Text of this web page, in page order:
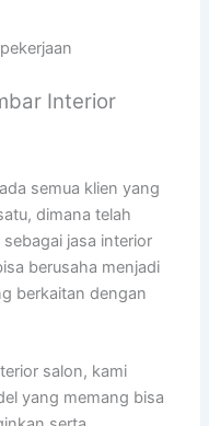
Interior
semua klien yang
dimana telah
jasa interior
berusaha menjadi
berkaitan dengan
salon, kami
yang memang bisa